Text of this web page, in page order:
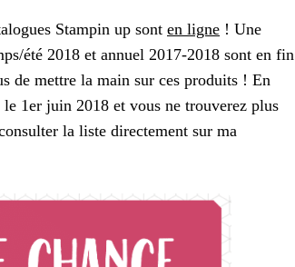
Stampin up sont en ligne ! Une
été 2018 et annuel 2017-2018 sont en fin
de mettre la main sur ces produits ! En
1er juin 2018 et vous ne trouverez plus
la liste directement sur ma